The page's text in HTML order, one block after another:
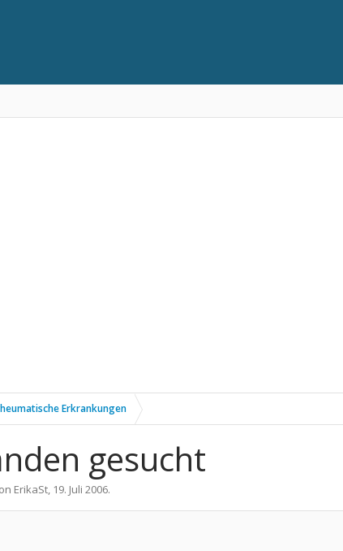
Erkrankungen
gesucht
ErikaSt, 19. Juli 2006.